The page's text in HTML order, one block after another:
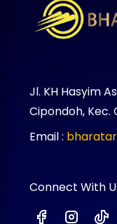
Jl. KH Hasyim
Cipondoh, Kec.
Email :
Connect With